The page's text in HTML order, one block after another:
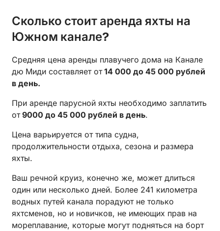
Сколько стоит аренда яхты на
Южном канале?
Средняя цена аренды плавучего дома на Канале
дю Миди составляет от14 000 до 45 000 рублей
в день.
При аренде парусной яхты необходимо заплатить
от9000 до 45 000 рублей в день.
Цена варьируется от типа судна,
продолжительности отдыха, сезона и размера
яхты.
Ваш речной круиз, конечно же, может длиться
один или несколько дней. Более 241 километра
водных путей канала порадуют не только
яхтсменов, но и новичков, не имеющих прав на
мореплавание, которые могут подняться на борт